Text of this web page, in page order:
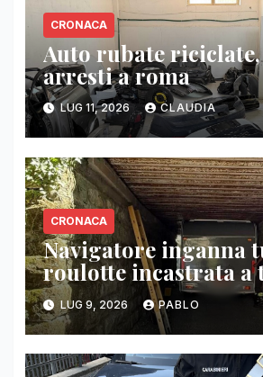
CRONACA
Auto rubate riciclate,
arresti a roma
LUG 11, 2026 CLAUDIA
CRONACA
Navigatore inganna
roulotte incastrata a
LUG 9, 2026 PABLO